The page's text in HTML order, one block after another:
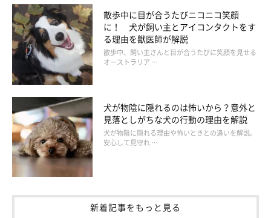
動」』（監修：日本動物病院協会認定家庭犬しつけインストラク
ター 戸田美由紀先生）
文／ひらひら
※写真はスマホアプリ「まいにちのいぬ・ねこのきもち」で投稿
されたものです。
散歩中に目が合うたびニコニコ笑顔
に！ 犬が飼い主とアイコンタクトをす
る理由を獣医師が解説
散歩中、飼い主さんと目が合うたびに笑顔を見せる
オーストラリア …
犬が物陰に隠れるのは怖いから？意外と
見落としがちな犬の行動の理由を解説
犬が物陰に隠れる理由や怖いときとの違いを解説。
安心して見守れ …
新着記事をもっと見る